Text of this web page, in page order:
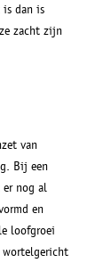
is dan is
zacht zijn
van
Bij een
nog al
en
loofgroei
wortelgericht